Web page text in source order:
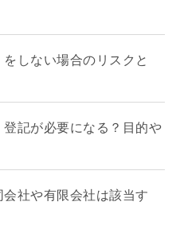
しない場合のリスクと
記が必要になる？目的や
社や有限会社は該当す